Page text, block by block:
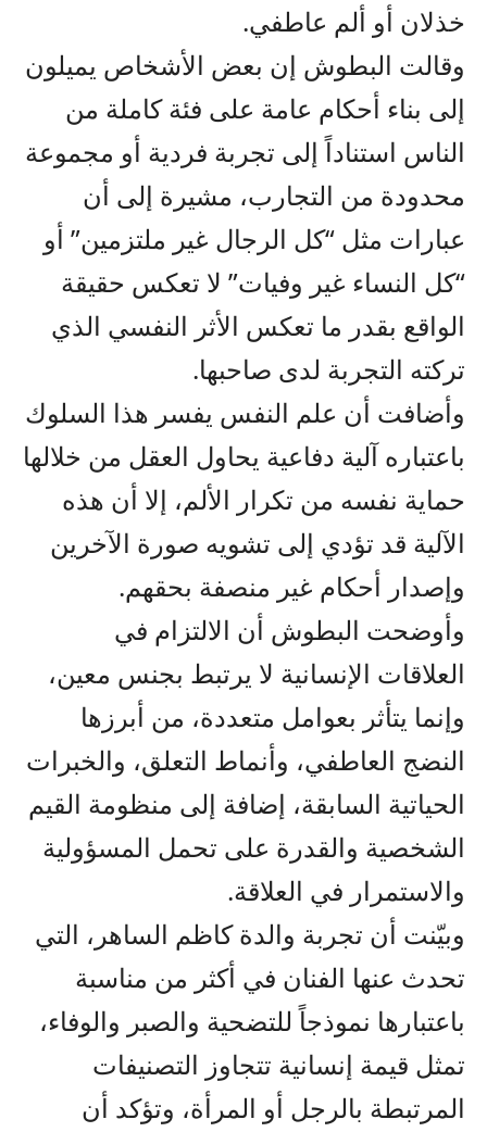
خذلان أو ألم عاطفي.
وقالت البطوش إن بعض الأشخاص يميلون
إلى بناء أحكام عامة على فئة كاملة من
الناس استناداً إلى تجربة فردية أو مجموعة
محدودة من التجارب، مشيرة إلى أن
عبارات مثل “كل الرجال غير ملتزمين” أو
“كل النساء غير وفيات” لا تعكس حقيقة
الواقع بقدر ما تعكس الأثر النفسي الذي
تركته التجربة لدى صاحبها.
وأضافت أن علم النفس يفسر هذا السلوك
باعتباره آلية دفاعية يحاول العقل من خلالها
حماية نفسه من تكرار الألم، إلا أن هذه
الآلية قد تؤدي إلى تشويه صورة الآخرين
وإصدار أحكام غير منصفة بحقهم.
وأوضحت البطوش أن الالتزام في
العلاقات الإنسانية لا يرتبط بجنس معين،
وإنما يتأثر بعوامل متعددة، من أبرزها
النضج العاطفي، وأنماط التعلق، والخبرات
الحياتية السابقة، إضافة إلى منظومة القيم
الشخصية والقدرة على تحمل المسؤولية
والاستمرار في العلاقة.
وبيّنت أن تجربة والدة كاظم الساهر، التي
تحدث عنها الفنان في أكثر من مناسبة
باعتبارها نموذجاً للتضحية والصبر والوفاء،
تمثل قيمة إنسانية تتجاوز التصنيفات
المرتبطة بالرجل أو المرأة، وتؤكد أن